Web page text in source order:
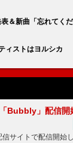
＆新曲「忘れてく
ィストはヨルシカ
Bubbly」配信開
サイトで配信開